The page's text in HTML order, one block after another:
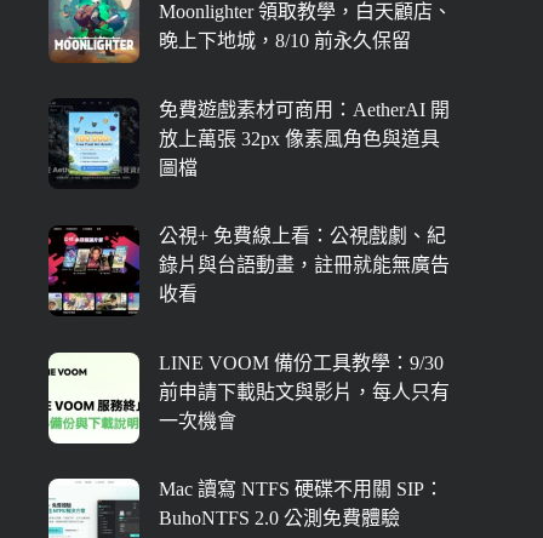
Moonlighter 領取教學，白天顧店、
晚上下地城，8/10 前永久保留
免費遊戲素材可商用：AetherAI 開
放上萬張 32px 像素風角色與道具
圖檔
公視+ 免費線上看：公視戲劇、紀
錄片與台語動畫，註冊就能無廣告
收看
LINE VOOM 備份工具教學：9/30
前申請下載貼文與影片，每人只有
一次機會
Mac 讀寫 NTFS 硬碟不用關 SIP：
BuhoNTFS 2.0 公測免費體驗